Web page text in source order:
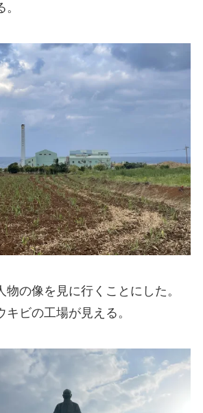
物の像を見に行くことにした。
ビの工場が見える。